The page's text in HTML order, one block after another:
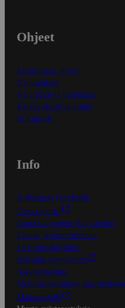
Ohjeet
Ensitilaajan ohjeet
Näin maksat
Näin tilaat ja muokkaat
Kaikki ohjeet ja vinkit
In English
Info
S-Business yrityksille
Oiva-raportit
Osuuskauppojen yhteystiedot
Tilaus- ja toimitusehdot
Tietosuojakäytäntö
Palvelun käyttöehdot
Saavutettavuus
Mobiilisovelluksen
Mainostajalle